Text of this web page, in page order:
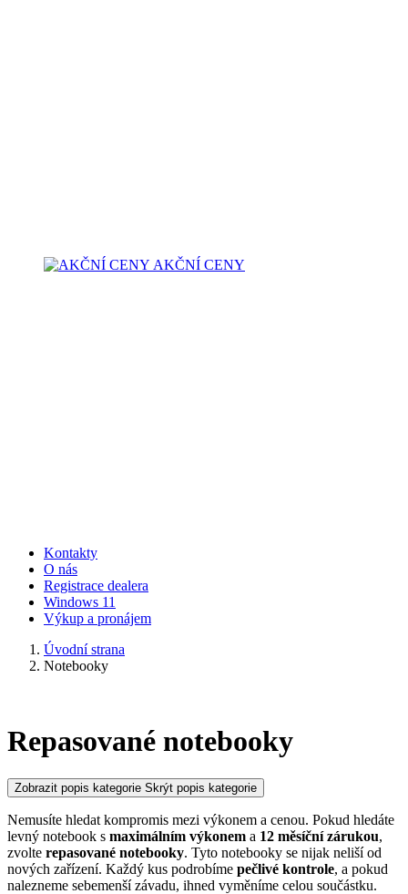
AKČNÍ CENY
Kontakty
O nás
Registrace dealera
Windows 11
Výkup a pronájem
Úvodní strana
Notebooky
Repasované notebooky
Zobrazit popis kategorie Skrýt popis kategorie
Nemusíte hledat kompromis mezi výkonem a cenou. Pokud hledáte
levný notebook s maximálním výkonem a 12 měsíční zárukou,
zvolte repasované notebooky. Tyto notebooky se nijak neliší od
nových zařízení. Každý kus podrobíme pečlivé kontrole, a pokud
nalezneme sebemenší závadu, ihned vyměníme celou součástku.